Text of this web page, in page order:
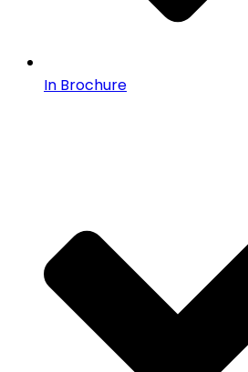
In Brochure